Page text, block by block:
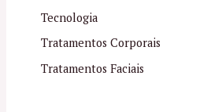
Tecnologia
Tratamentos Corporais
Tratamentos Faciais